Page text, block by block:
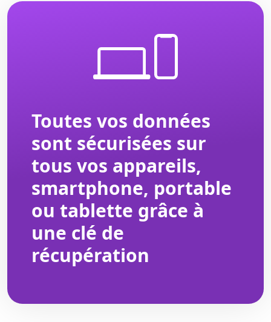
Toutes vos données
sont sécurisées sur
tous vos appareils,
smartphone, portable
ou tablette grâce à
une clé de
récupération